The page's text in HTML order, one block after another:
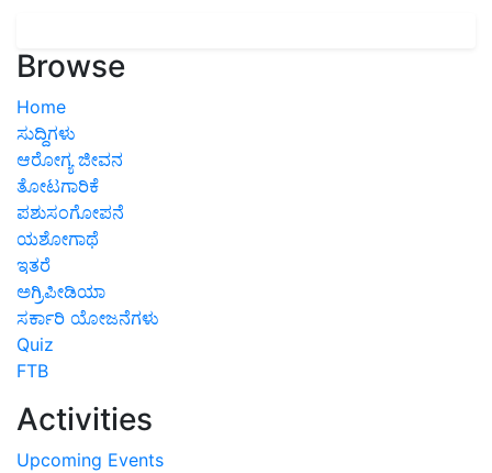
Browse
Home
ಸುದ್ದಿಗಳು
ಆರೋಗ್ಯ ಜೀವನ
ತೋಟಗಾರಿಕೆ
ಪಶುಸಂಗೋಪನೆ
ಯಶೋಗಾಥೆ
ಇತರೆ
ಅಗ್ರಿಪೀಡಿಯಾ
ಸರ್ಕಾರಿ ಯೋಜನೆಗಳು
Quiz
FTB
Activities
Upcoming Events